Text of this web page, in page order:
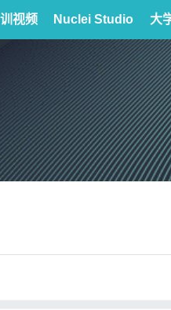
视频 Nuclei Studio 大